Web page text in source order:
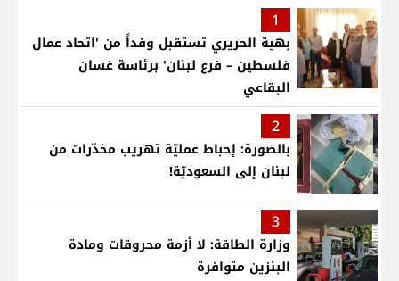
1
بهية الحريري تستقبل وفداً من 'اتحاد عمال
فلسطين – فرع لبنان' برئاسة غسان
البقاعي
2
بالصورة: إحباط عمليّة تهريب مخدّرات من
لبنان إلى السعوديّة!
3
وزارة الطاقة: لا أزمة محروقات ومادة
البنزين متوافرة